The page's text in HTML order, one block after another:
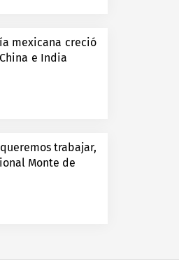
mexicana creció
e India
trabajar,
Monte de